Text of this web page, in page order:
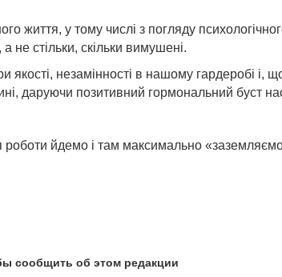
життя, у тому числі з погляду
не стільки, скільки вимушені.
незамінності в нашому гардеробі і,
даруючи позитивний гормональний буст
йдемо і там максимально
сообщить об этом редакции